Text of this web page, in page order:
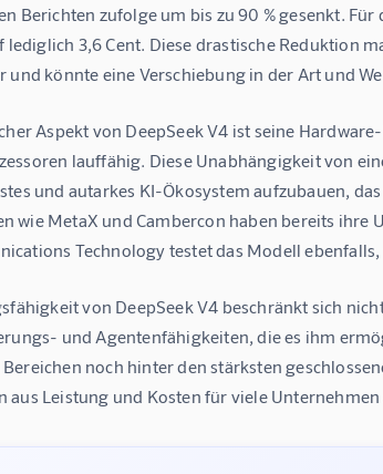
Berichten zufolge um bis zu 90 % gesenkt.
lediglich 3,6 Cent. Diese drastische Reduktion
und könnte eine Verschiebung in der Art und
Aspekt von DeepSeek V4 ist seine
lauffähig. Diese Unabhängigkeit von
und autarkes KI-Ökosystem aufzubauen,
wie MetaX und Cambercon haben bereits
Technology testet das Modell
von DeepSeek V4 beschränkt sich
und Agentenfähigkeiten, die es ihm
noch hinter den stärksten
aus Leistung und Kosten für viele